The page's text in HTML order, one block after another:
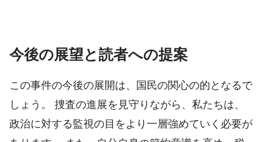
今後の展望と読者への提案
この事件の今後の展開は、国民の関心の的となるで
しょう。 捜査の進展を見守りながら、私たちは、
政治に対する監視の目をより一層強めていく必要が